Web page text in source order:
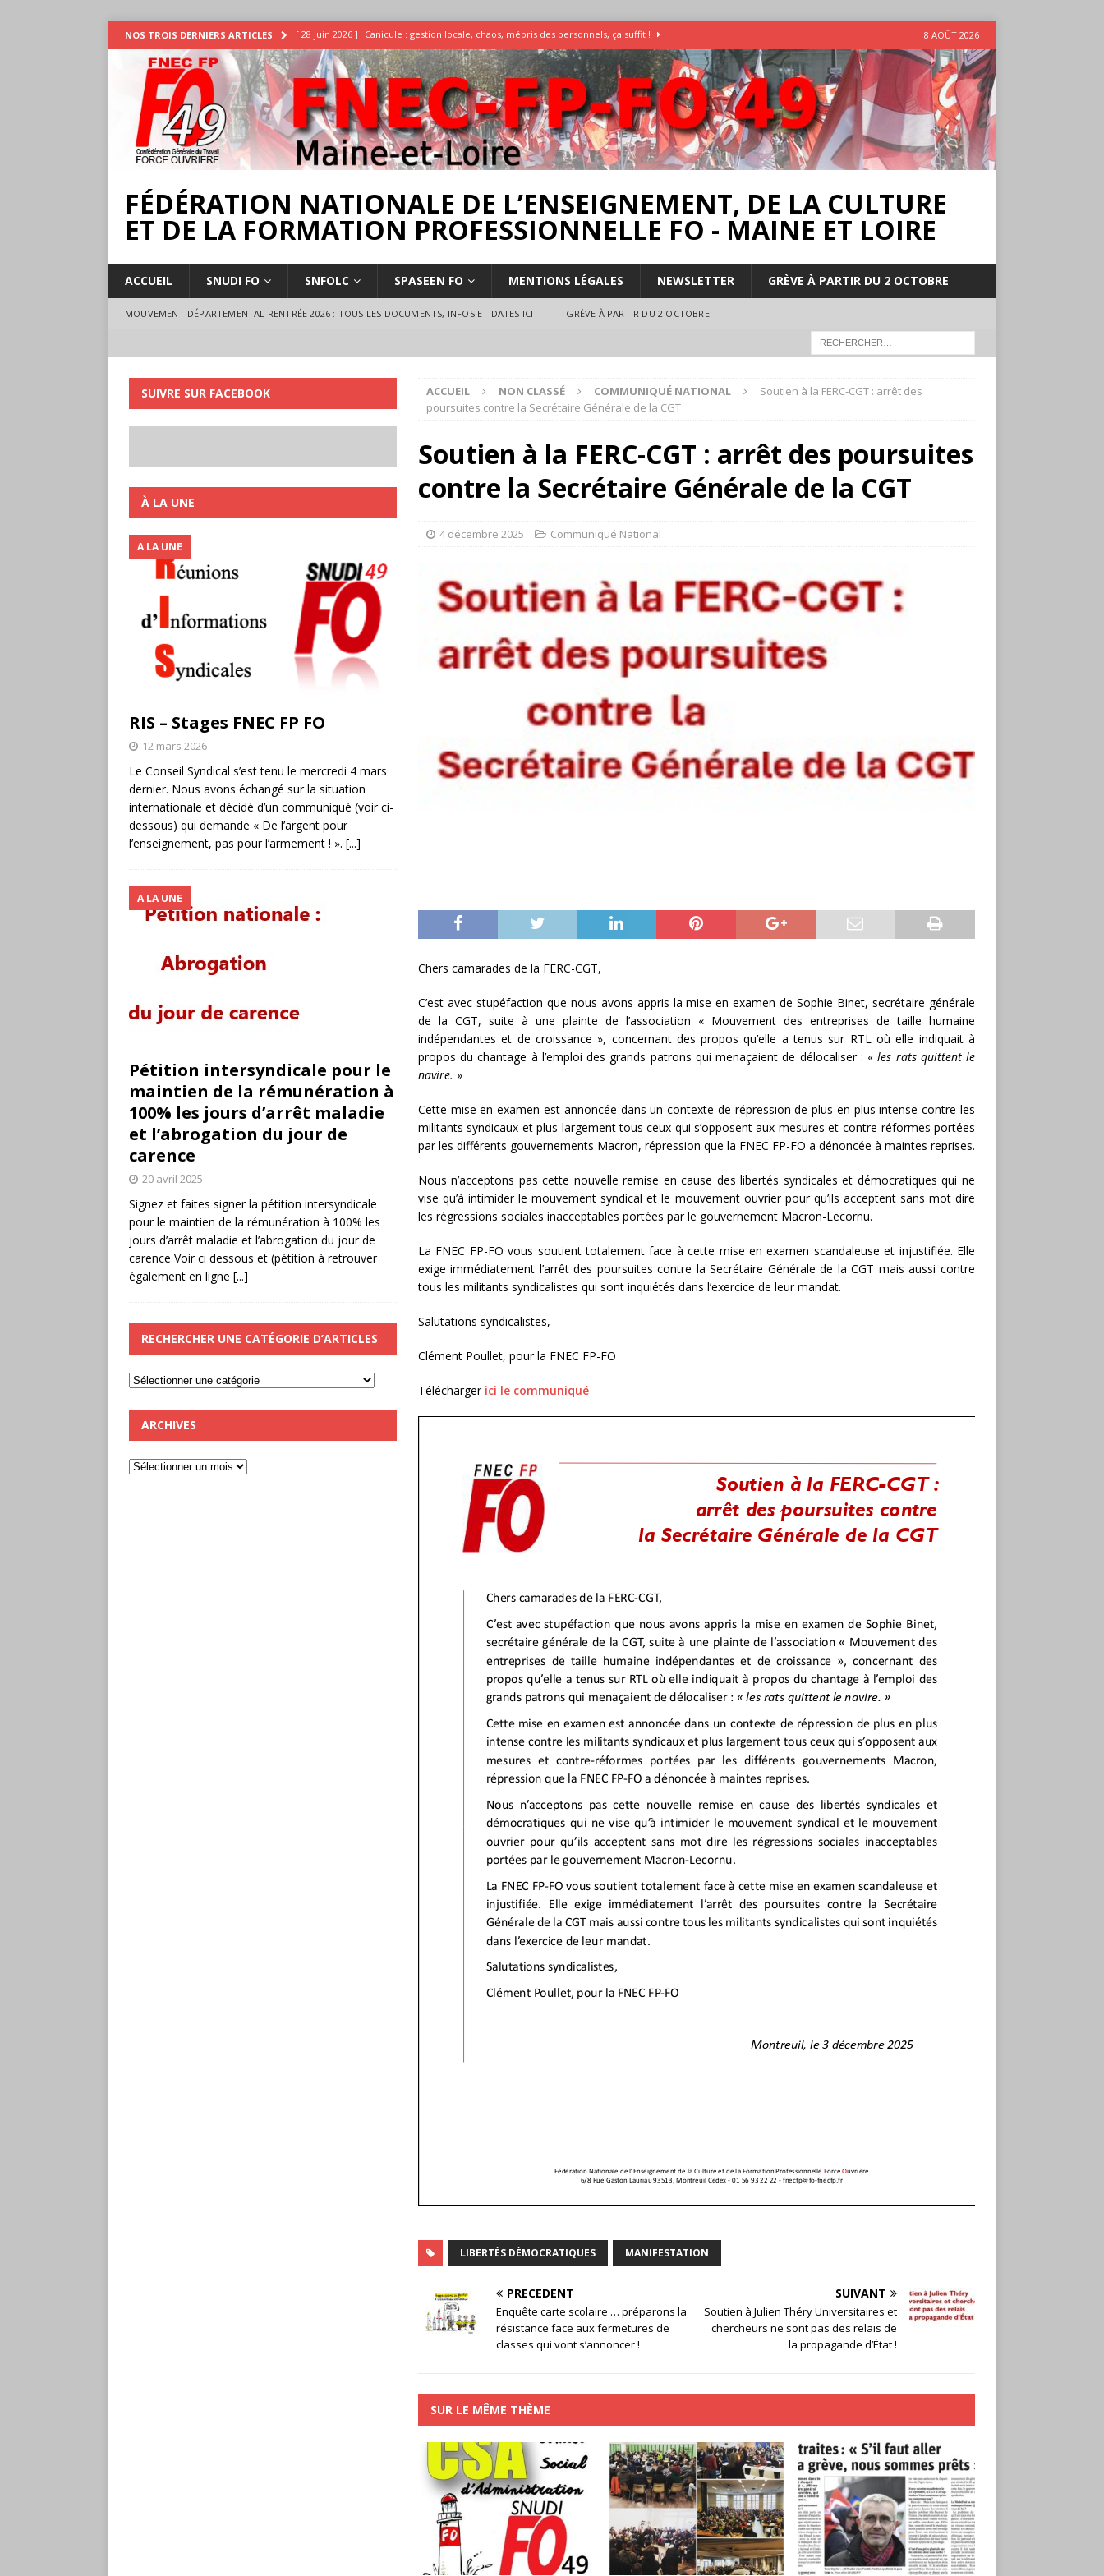
NOS TROIS DERNIERS ARTICLES [ 28 juin 2026 ] Canicule : gestion locale, chaos, mépris des personnels, ça suffit !
INTEMPÉRIES
[ 25 juin 2026 ] Enquête Températures et condition de travail dans les écoles AESH
[ 17 juillet 2026 ] Rassemblement pour la Libération du Dr Abu Safyia – pour la Palestine
18 juillet à Angers INTERPROFESSIONNEL
8 AOÛT 2026
FÉDÉRATION NATIONALE DE L’ENSEIGNEMENT, DE LA CULTURE
ET DE LA FORMATION PROFESSIONNELLE FO - MAINE ET LOIRE
ACCUEIL SNUDI FO SNFOLC SPASEEN FO MENTIONS LÉGALES NEWSLETTER GRÈVE À PARTIR DU 2 OCTOBRE
MOUVEMENT DÉPARTEMENTAL RENTRÉE 2026 : TOUS LES DOCUMENTS, INFOS ET DATES ICI GRÈVE À PARTIR DU 2 OCTOBRE
ACCUEIL NON CLASSÉ COMMUNIQUÉ NATIONAL
Soutien à la FERC-CGT : arrêt des
poursuites contre la Secrétaire Générale de la CGT
Soutien à la FERC-CGT : arrêt des poursuites
contre la Secrétaire Générale de la CGT
4 décembre 2025 Communiqué National
Chers camarades de la FERC-CGT,
C’est avec stupéfaction que nous avons appris la mise en examen de Sophie Binet, secrétaire générale
de la CGT, suite à une plainte de l’association « Mouvement des entreprises de taille humaine
indépendantes et de croissance », concernant des propos qu’elle a tenus sur RTL où elle indiquait à
propos du chantage à l’emploi des grands patrons qui menaçaient de délocaliser : «les rats quittent le
navire. »
Cette mise en examen est annoncée dans un contexte de répression de plus en plus intense contre les
militants syndicaux et plus largement tous ceux qui s’opposent aux mesures et contre-réformes portées
par les différents gouvernements Macron, répression que la FNEC FP-FO a dénoncée à maintes reprises.
Nous n’acceptons pas cette nouvelle remise en cause des libertés syndicales et démocratiques qui ne
vise qu’à intimider le mouvement syndical et le mouvement ouvrier pour qu’ils acceptent sans mot dire
les régressions sociales inacceptables portées par le gouvernement Macron-Lecornu.
La FNEC FP-FO vous soutient totalement face à cette mise en examen scandaleuse et injustifiée. Elle
exige immédiatement l’arrêt des poursuites contre la Secrétaire Générale de la CGT mais aussi contre
tous les militants syndicalistes qui sont inquiétés dans l’exercice de leur mandat.
Salutations syndicalistes,
Clément Poullet, pour la FNEC FP-FO
Télécharger ici le communiqué
LIBERTÉS DÉMOCRATIQUES MANIFESTATION
PRÉCÉDENT
Enquête carte scolaire … préparons la
résistance face aux fermetures de
classes qui vont s’annoncer !
SUIVANT
Soutien à Julien Théry Universitaires et
chercheurs ne sont pas des relais de
la propagande d’État !
SUR LE MÊME THÈME
SUIVRE SUR FACEBOOK
À LA UNE
RIS – Stages FNEC FP FO
A LA UNE
12 mars 2026
Le Conseil Syndical s’est tenu le mercredi 4 mars
dernier. Nous avons échangé sur la situation
internationale et décidé d’un communiqué (voir ci-
dessous) qui demande « De l’argent pour
l’enseignement, pas pour l’armement ! ». [...]
Pétition intersyndicale pour le
maintien de la rémunération à
100% les jours d’arrêt maladie
et l’abrogation du jour de
carence
A LA UNE
20 avril 2025
Signez et faites signer la pétition intersyndicale
pour le maintien de la rémunération à 100% les
jours d’arrêt maladie et l’abrogation du jour de
carence Voir ci dessous et (pétition à retrouver
également en ligne [...]
RECHERCHER UNE CATÉGORIE D’ARTICLES
ARCHIVES